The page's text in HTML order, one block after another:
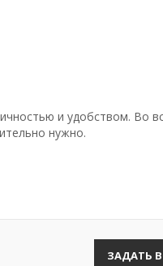
и удобством. Во
нужно.
ЗАДАТЬ